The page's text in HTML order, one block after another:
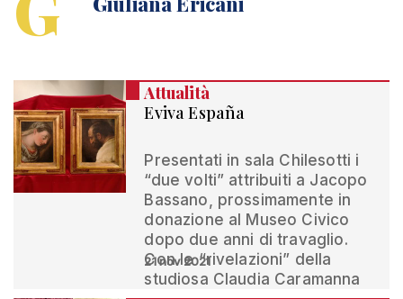
Attualità
Eviva España
Presentati in sala Chilesotti i
“due volti” attribuiti a Jacopo
Bassano, prossimamente in
donazione al Museo Civico
dopo due anni di travaglio.
Con le “rivelazioni” della
studiosa Claudia Caramanna
21 nov 2021